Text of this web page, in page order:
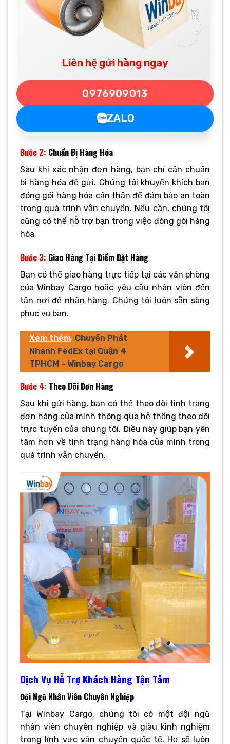
Liên hệ gửi hàng ngay
0976909013
ZALO
Bước 2: Chuẩn Bị Hàng Hóa
Sau khi xác nhận đơn hàng, bạn chỉ cần chuẩn
bị hàng hóa để gửi. Chúng tôi khuyến khích bạn
đóng gói hàng hóa cẩn thận để đảm bảo an toàn
trong quá trình vận chuyển. Nếu cần, chúng tôi
cũng có thể hỗ trợ bạn trong việc đóng gói hàng
hóa.
Bước 3: Giao Hàng Tại Điểm Đặt Hàng
Bạn có thể giao hàng trực tiếp tại các văn phòng
của Winbay Cargo hoặc yêu cầu nhân viên đến
tận nơi để nhận hàng. Chúng tôi luôn sẵn sàng
phục vụ bạn.
Xem thêm Chuyển Phát
Nhanh FedEx tại Quận 4
TPHCM - Winbay Cargo
Bước 4: Theo Dõi Đơn Hàng
Sau khi gửi hàng, bạn có thể theo dõi tình trạng
đơn hàng của mình thông qua hệ thống theo dõi
trực tuyến của chúng tôi. Điều này giúp bạn yên
tâm hơn về tình trạng hàng hóa của mình trong
quá trình vận chuyển.
Dịch Vụ Hỗ Trợ Khách Hàng Tận Tâm
Đội Ngũ Nhân Viên Chuyên Nghiệp
Tại Winbay Cargo, chúng tôi có một đội ngũ
nhân viên chuyên nghiệp và giàu kinh nghiệm
trong lĩnh vực vận chuyển quốc tế. Họ sẽ luôn